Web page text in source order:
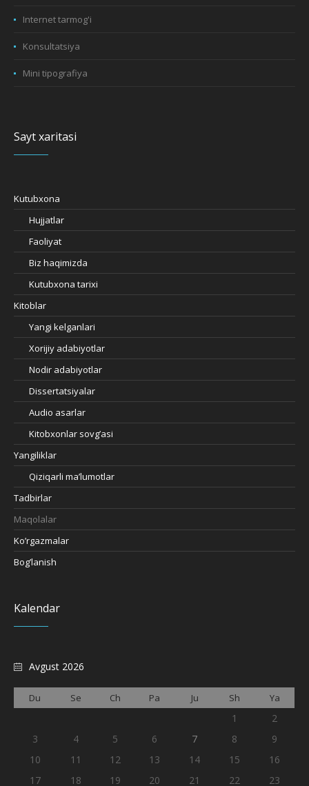
Internet tarmog'i
Konsultatsiya
Mini tipografiya
Sayt xaritasi
Kutubxona
Hujjatlar
Faoliyat
Biz haqimizda
Kutubxona tarixi
Kitoblar
Yangi kelganlari
Xorijiy adabiyotlar
Nodir adabiyotlar
Dissertatsiyalar
Audio asarlar
Kitobxonlar sovg’asi
Yangiliklar
Qiziqarli ma’lumotlar
Tadbirlar
Maqolalar
Ko’rgazmalar
Bog’lanish
Kalendar
Avgust 2026
Du Se Ch Pa Ju Sh Ya
1
2
3
4 5 6 7 8
9
10
11 12 13 14 15
16
17
18 19 20 21 22 23